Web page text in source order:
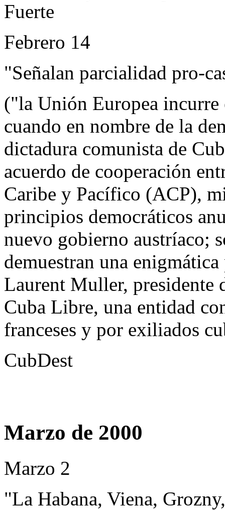
Fuerte
Febrero 14
"Señalan parcialidad pro-
("la Unión Europea
cuando en nombre de la
dictadura comunista de
acuerdo de cooperación
Caribe y Pacífico (ACP),
principios democráticos
nuevo gobierno austríaco;
demuestran una
Laurent Muller, presidente
Cuba Libre, una entidad
franceses y por exiliados
CubDest
Marzo de 2000
Marzo 2
"La Habana, Viena,